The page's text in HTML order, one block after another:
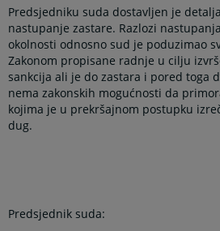
Predsjedniku suda dostavljen je
nastupanje zastare. Razlozi
okolnosti odnosno sud je poduzimao
Zakonom propisane radnje u cilju
sankcija ali je do zastara i pored toga
nema zakonskih mogućnosti da
kojima je u prekršajnom postupku
dug.
Predsjednik suda: